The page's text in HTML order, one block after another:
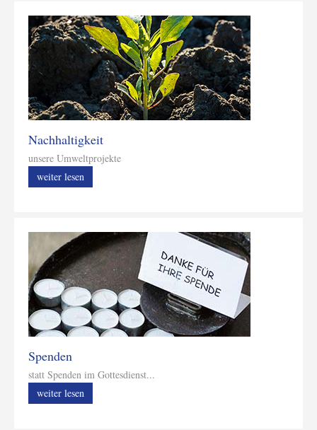
Nachhaltigkeit
unsere Umweltprojekte
weiter lesen
Spenden
statt Spenden im Gottesdienst...
weiter lesen